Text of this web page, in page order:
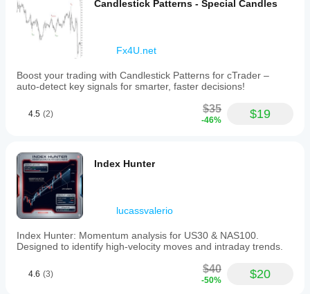
Candlestick Patterns - Special Candles
Fx4U.net
Boost your trading with Candlestick Patterns for cTrader –
auto-detect key signals for smarter, faster decisions!
4.5 (2) $35
-46% $19
Index Hunter
lucassvalerio
Index Hunter: Momentum analysis for US30 & NAS100.
Designed to identify high-velocity moves and intraday trends.
4.6 (3) $40
-50% $20